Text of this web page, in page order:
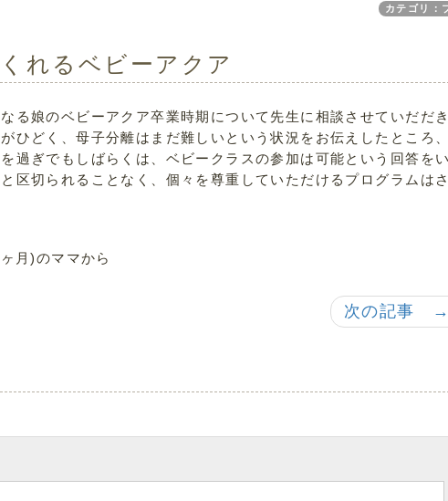
カテゴリ：
れるベビーアクア
る娘のベビーアクア卒業時期について先生に相談させていだだ
ひどく、母子分離はまだ難しいという状況をお伝えしたところ
過ぎでもしばらくは、ベビークラスの参加は可能という回答を
区切られることなく、個々を尊重していただけるプログラムは
月)のママから
次の記事 →